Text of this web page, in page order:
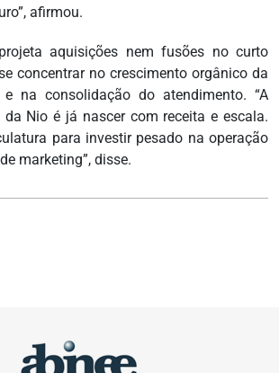
afirmou.
aquisições nem fusões no curto
concentrar no crescimento orgânico da
na consolidação do atendimento. “A
Nio é já nascer com receita e escala.
para investir pesado na operação
marketing”, disse.